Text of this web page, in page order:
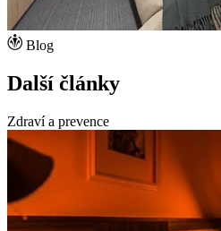
Blog
Další články
Zdraví a prevence